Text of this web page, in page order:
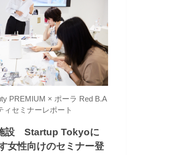
PREMIUM × ポーラ Red B.A
ィセミナーレポート
設 Startup Tokyoに
女性向けのセミナー登